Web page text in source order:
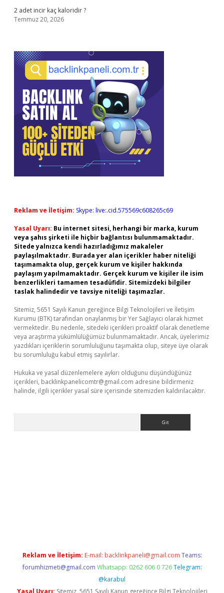
2 adet incir kaç kaloridir ?
Temmuz 20, 2026
Reklam ve İletişim: Skype: live:.cid.575569c608265c69
Yasal Uyarı: Bu internet sitesi, herhangi bir marka, kurum
veya şahıs şirketi ile hiçbir bağlantısı bulunmamaktadır.
Sitede yalnızca kendi hazırladığımız makaleler
paylaşılmaktadır. Burada yer alan içerikler haber niteliği
taşımamakta olup, gerçek kurum ve kişiler hakkında
paylaşım yapılmamaktadır. Gerçek kurum ve kişiler ile isim
benzerlikleri tamamen tesadüfidir. Sitemizdeki bilgiler
taslak halindedir ve tavsiye niteliği taşımazlar.
Sitemiz, 5651 Sayılı Kanun gereğince Bilgi Teknolojileri ve İletişim
Kurumu (BTK) tarafından onaylanmış bir Yer Sağlayıcı olarak hizmet
vermektedir. Bu nedenle, sitedeki içerikleri proaktif olarak denetleme
veya araştırma yükümlülüğümüz bulunmamaktadır. Ancak, üyelerimiz
yazdıkları içeriklerin sorumluluğunu taşımakta olup, siteye üye olarak
bu sorumluluğu kabul etmiş sayılırlar.
Hukuka ve yasal düzenlemelere aykırı olduğunu düşündüğünüz
içerikleri, backlinkpanelicomtr@gmail.com adresine bildirmeniz
halinde, ilgili içerikler yasal süre içerisinde sitemizden kaldırılacaktır.
Reklam ve İletişim: E-mail: backlinkpaneli@gmail.com Teams:
forumhizmeti@gmail.com Whatsapp: 0262 606 0 726 Telegram:
@karabul
Yasal Uyarı: Sitemiz, 5651 Sayılı Kanun gereğince Bilgi Teknolojileri